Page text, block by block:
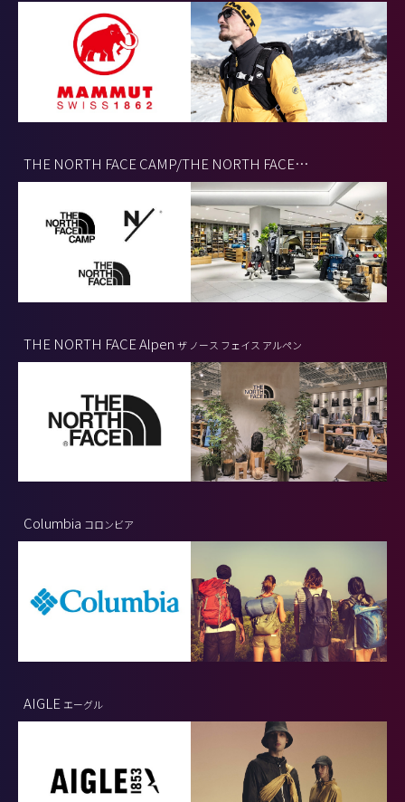
THE NORTH FACE CAMP/THE NORTH FACE
KIDS/NEUTRALWORKSザ・ノース・フェイスキャンプ ザ・ノースフ
ェイス・キッズ ニュートラルワークス
THE NORTH FACE Alpen ザ ノース フェイス アルペン
Columbia コロンビア
AIGLE エーグル